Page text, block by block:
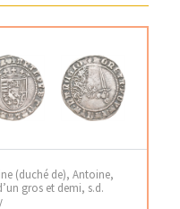
(duché de), Antoine,
gros et demi, s.d.